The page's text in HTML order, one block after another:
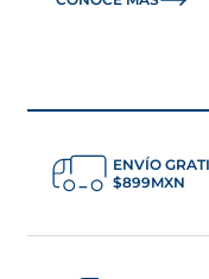
ENVÍO
$899MXN